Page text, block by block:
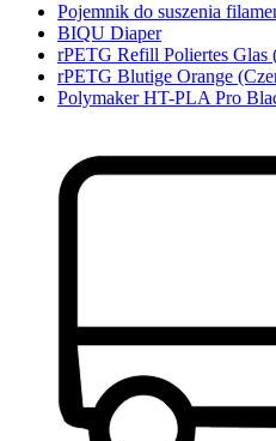
Pojemnik do suszenia
BIQU Diaper
rPETG Refill Poliertes Glas
rPETG Blutige Orange
Polymaker HT-PLA Pro